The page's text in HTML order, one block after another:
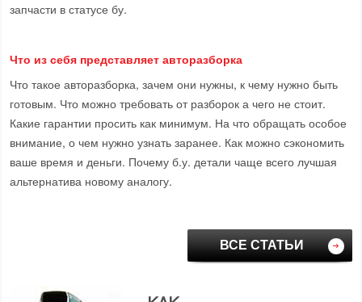
запчасти в статусе бу.
Что из себя представляет авторазборка
Что такое авторазборка, зачем они нужны, к чему нужно быть
готовым. Что можно требовать от разборок а чего не стоит.
Какие гарантии просить как минимум. На что обращать особое
внимание, о чем нужно узнать заранее. Как можно сэкономить
ваше время и деньги. Почему б.у. детали чаще всего лучшая
альтернатива новому аналогу.
ВСЕ СТАТЬИ